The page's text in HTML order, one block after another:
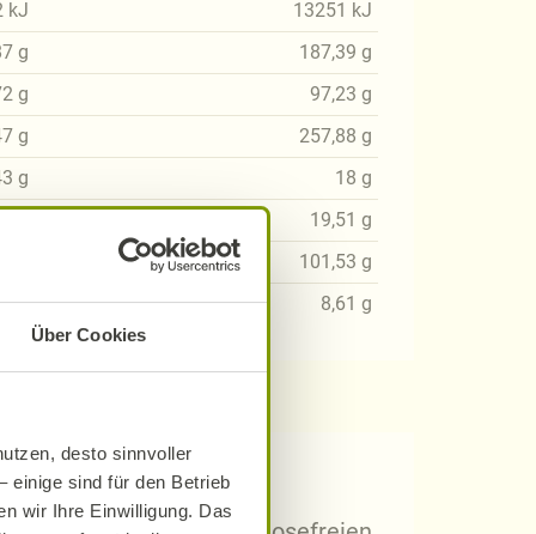
Über Cookies
desto sinnvoller
einige sind für den Betrieb
wir Ihre Einwilligung. Das
kJ
g
g
g
g
g
13251 kJ
187,39 g
97,23 g
257,88 g
18 g
19,51 g
101,53 g
8,61 g